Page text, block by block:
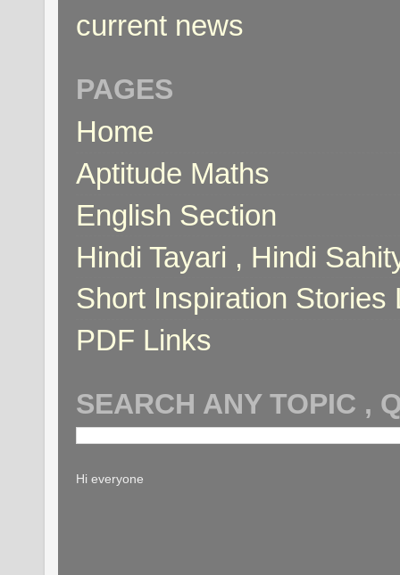
current news
PAGES
Home
Aptitude Maths
English Section
Hindi Tayari , Hindi
Short Inspiration Stories
PDF Links
SEARCH ANY TOPIC ,
Hi everyone